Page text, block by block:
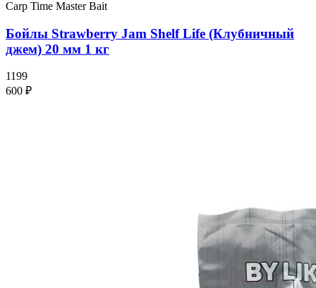
Carp Time Master Bait
Бойлы Strawberry Jam Shelf Life (Клубничный
джем) 20 мм 1 кг
1199
600 ₽